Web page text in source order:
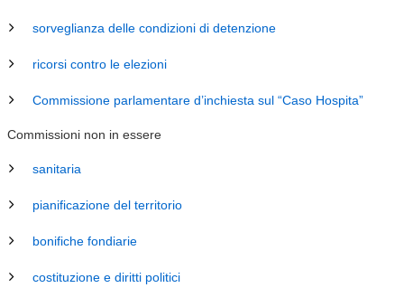
sorveglianza delle condizioni di detenzione
ricorsi contro le elezioni
Commissione parlamentare d’inchiesta sul “Caso Hospita”
Commissioni non in essere
sanitaria
pianificazione del territorio
bonifiche fondiarie
costituzione e diritti politici